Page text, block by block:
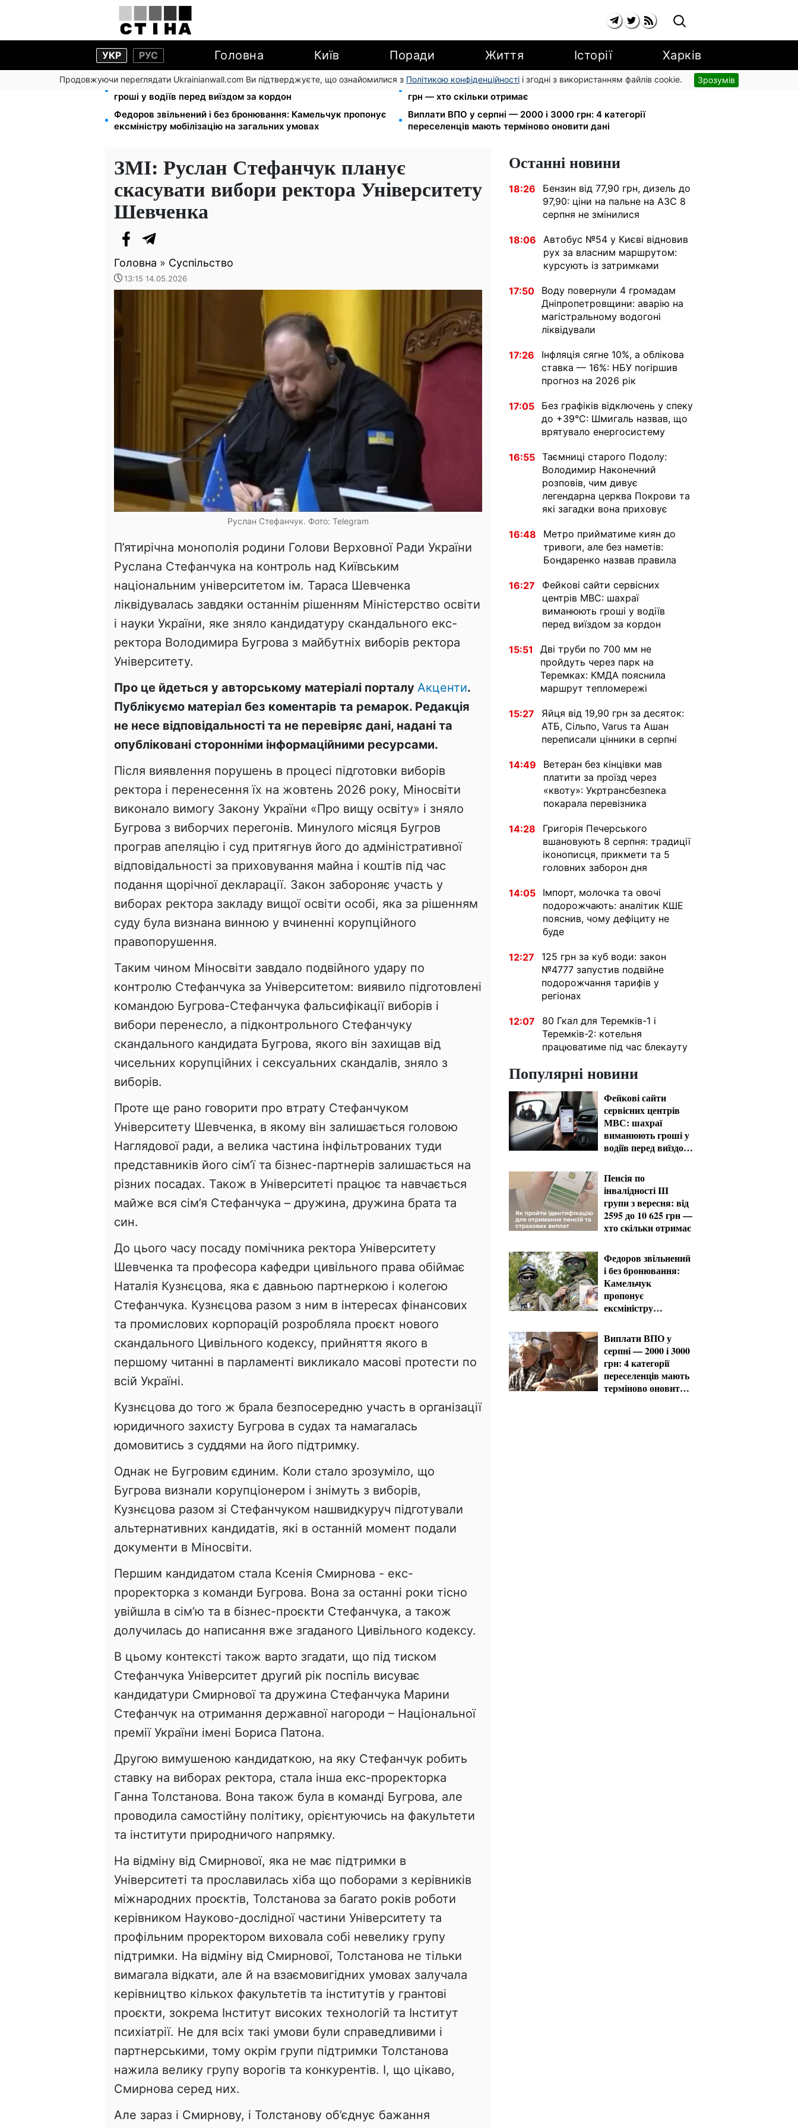
УКР РУС Головна Київ Поради Життя Історії Харків
Продовжуючи переглядати Ukrainianwall.com Ви підтверджуєте, що ознайомилися з Політикою конфіденційності і згодні з використанням файлів cookie. Зрозумів
Фейкові сайти сервісних центрів МВС: шахраї виманюють
гроші у водіїв перед виїздом за кордон
Пенсія по інвалідності III групи з вересня: від 2595 до 10 625
грн — хто скільки отримає
Федоров звільнений і без бронювання: Камельчук пропонує
ексміністру мобілізацію на загальних умовах
Виплати ВПО у серпні — 2000 і 3000 грн: 4 категорії
переселенців мають терміново оновити дані
ЗМІ: Руслан Стефанчук планує
скасувати вибори ректора Університету
Шевченка
Головна » Суспільство
13:15 14.05.2026
Руслан Стефанчук. Фото: Telegram
П’ятирічна монополія родини Голови Верховної Ради України
Руслана Стефанчука на контроль над Київським
національним університетом ім. Тараса Шевченка
ліквідувалась завдяки останнім рішенням Міністерство освіти
і науки України, яке зняло кандидатуру скандального екс-
ректора Володимира Бугрова з майбутніх виборів ректора
Університету.
Про це йдеться у авторському матеріалі порталу Акценти.
Публікуємо матеріал без коментарів та ремарок. Редакція
не несе відповідальності та не перевіряє дані, надані та
опубліковані сторонніми інформаційними ресурсами.
Після виявлення порушень в процесі підготовки виборів
ректора і перенесення їх на жовтень 2026 року, Міносвіти
виконало вимогу Закону України «Про вищу освіту» і зняло
Бугрова з виборчих перегонів. Минулого місяця Бугров
програв апеляцію і суд притягнув його до адміністративної
відповідальності за приховування майна і коштів під час
подання щорічної декларації. Закон забороняє участь у
виборах ректора закладу вищої освіти особі, яка за рішенням
суду була визнана винною у вчиненні корупційного
правопорушення.
Таким чином Міносвіти завдало подвійного удару по
контролю Стефанчука за Університетом: виявило підготовлені
командою Бугрова-Стефанчука фальсифікації виборів і
вибори перенесло, а підконтрольного Стефанчуку
скандального кандидата Бугрова, якого він захищав від
чисельних корупційних і сексуальних скандалів, зняло з
виборів.
Проте ще рано говорити про втрату Стефанчуком
Університету Шевченка, в якому він залишається головою
Наглядової ради, а велика частина інфільтрованих туди
представників його сім’ї та бізнес-партнерів залишається на
різних посадах. Також в Університеті працює та навчається
майже вся сім’я Стефанчука – дружина, дружина брата та
син.
До цього часу посаду помічника ректора Університету
Шевченка та професора кафедри цивільного права обіймає
Наталія Кузнєцова, яка є давньою партнеркою і колегою
Стефанчука. Кузнєцова разом з ним в інтересах фінансових
та промислових корпорацій розробляла проєкт нового
скандального Цивільного кодексу, прийняття якого в
першому читанні в парламенті викликало масові протести по
всій Україні.
Кузнєцова до того ж брала безпосередню участь в організації
юридичного захисту Бугрова в судах та намагалась
домовитись з суддями на його підтримку.
Однак не Бугровим єдиним. Коли стало зрозуміло, що
Бугрова визнали корупціонером і знімуть з виборів,
Кузнєцова разом зі Стефанчуком нашвидкуруч підготували
альтернативних кандидатів, які в останній момент подали
документи в Міносвіти.
Першим кандидатом стала Ксенія Смирнова - екс-
проректорка з команди Бугрова. Вона за останні роки тісно
увійшла в сім’ю та в бізнес-проєкти Стефанчука, а також
долучилась до написання вже згаданого Цивільного кодексу.
В цьому контексті також варто згадати, що під тиском
Стефанчука Університет другий рік поспіль висуває
кандидатури Смирнової та дружина Стефанчука Марини
Стефанчук на отримання державної нагороди – Національної
премії України імені Бориса Патона.
Другою вимушеною кандидаткою, на яку Стефанчук робить
ставку на виборах ректора, стала інша екс-проректорка
Ганна Толстанова. Вона також була в команді Бугрова, але
проводила самостійну політику, орієнтуючись на факультети
та інститути природничого напрямку.
На відміну від Смирнової, яка не має підтримки в
Університеті та прославилась хіба що поборами з керівників
міжнародних проєктів, Толстанова за багато років роботи
керівником Науково-дослідної частини Університету та
профільним проректором виховала собі невелику групу
підтримки. На відміну від Смирнової, Толстанова не тільки
вимагала відкати, але й на взаємовигідних умовах залучала
керівництво кількох факультетів та інститутів у грантові
проєкти, зокрема Інститут високих технологій та Інститут
психіатрії. Не для всіх такі умови були справедливими і
партнерськими, тому окрім групи підтримки Толстанова
нажила велику групу ворогів та конкурентів. І, що цікаво,
Смирнова серед них.
Але зараз і Смирнову, і Толстанову об’єднує бажання
Останні новини
18:26
Бензин від 77,90 грн, дизель до
97,90: ціни на пальне на АЗС 8
серпня не змінилися
18:06
Автобус №54 у Києві відновив
рух за власним маршрутом:
курсують із затримками
17:50
Воду повернули 4 громадам
Дніпропетровщини: аварію на
магістральному водогоні
ліквідували
17:26
Інфляція сягне 10%, а облікова
ставка — 16%: НБУ погіршив
прогноз на 2026 рік
17:05
Без графіків відключень у спеку
до +39°C: Шмигаль назвав, що
врятувало енергосистему
16:55 Таємниці старого Подолу:
Володимир Наконечний
розповів, чим дивує
легендарна церква Покрови та
які загадки вона приховує
16:48
Метро прийматиме киян до
тривоги, але без наметів:
Бондаренко назвав правила
16:27
Фейкові сайти сервісних
центрів МВС: шахраї
виманюють гроші у водіїв
перед виїздом за кордон
15:51
Дві труби по 700 мм не
пройдуть через парк на
Теремках: КМДА пояснила
маршрут тепломережі
15:27
Яйця від 19,90 грн за десяток:
АТБ, Сільпо, Varus та Ашан
переписали цінники в серпні
14:49
Ветеран без кінцівки мав
платити за проїзд через
«квоту»: Укртрансбезпека
покарала перевізника
14:28
Григорія Печерського
вшановують 8 серпня: традиції
іконописця, прикмети та 5
головних заборон дня
14:05
Імпорт, молочка та овочі
подорожчають: аналітик КШЕ
пояснив, чому дефіциту не
буде
12:27
125 грн за куб води: закон
№4777 запустив подвійне
подорожчання тарифів у
регіонах
12:07
80 Гкал для Теремків-1 і
Теремків-2: котельня
працюватиме під час блекауту
Популярні новини
Фейкові сайти
сервісних центрів
МВС: шахраї
виманюють гроші у
водіїв перед виїздом
Пенсія по
інвалідності III
групи з вересня: від
2595 до 10 625 грн —
хто скільки отримає
Федоров звільнений
і без бронювання:
Камельчук
пропонує
ексміністру
загальних умовах
Виплати ВПО у
серпні — 2000 і 3000
грн: 4 категорії
переселенців мають
терміново оновити